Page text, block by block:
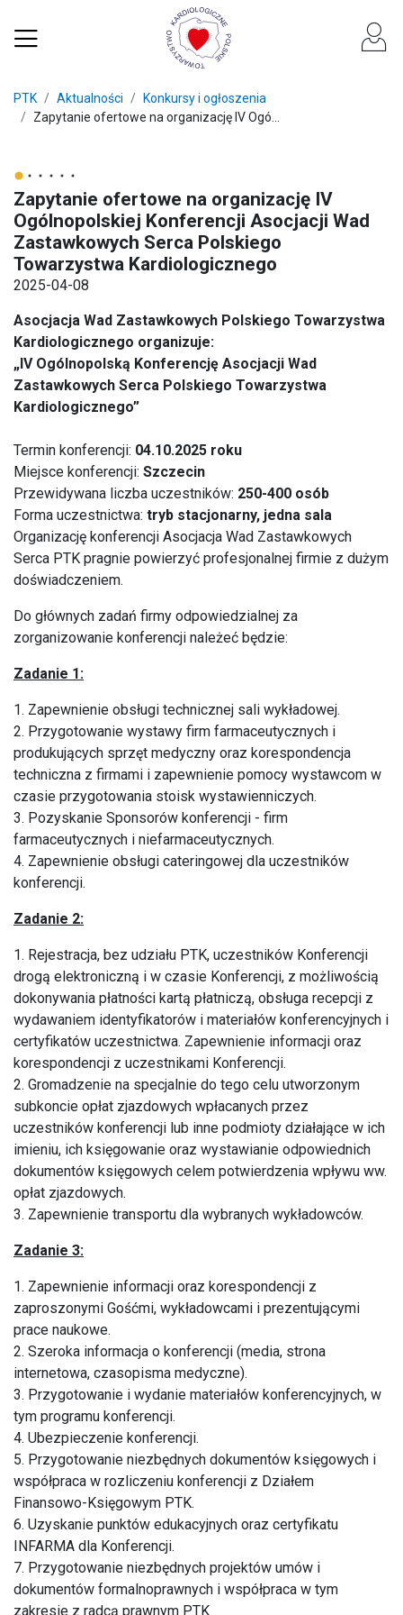
PTK Aktualności
Konkursy i ogłoszenia
Zapytanie ofertowe na organizację IV Ogó...
Zapytanie ofertowe na organizację IV
Ogólnopolskiej Konferencji Asocjacji Wad
Zastawkowych Serca Polskiego
Towarzystwa Kardiologicznego
2025-04-08
Asocjacja Wad Zastawkowych Polskiego Towarzystwa
Kardiologicznego organizuje:
„IV Ogólnopolską Konferencję Asocjacji Wad
Zastawkowych Serca Polskiego Towarzystwa
Kardiologicznego”
Termin konferencji: 04.10.2025 roku
Miejsce konferencji: Szczecin
Przewidywana liczba uczestników: 250-400 osób
Forma uczestnictwa: tryb stacjonarny, jedna sala
Organizację konferencji Asocjacja Wad Zastawkowych
Serca PTK pragnie powierzyć profesjonalnej firmie z dużym
doświadczeniem.
Do głównych zadań firmy odpowiedzialnej za
zorganizowanie konferencji należeć będzie:
Zadanie 1:
1. Zapewnienie obsługi technicznej sali wykładowej.
2. Przygotowanie wystawy firm farmaceutycznych i
produkujących sprzęt medyczny oraz korespondencja
techniczna z firmami i zapewnienie pomocy wystawcom w
czasie przygotowania stoisk wystawienniczych.
3. Pozyskanie Sponsorów konferencji - firm
farmaceutycznych i niefarmaceutycznych.
4. Zapewnienie obsługi cateringowej dla uczestników
konferencji.
Zadanie 2:
1. Rejestracja, bez udziału PTK, uczestników Konferencji
drogą elektroniczną i w czasie Konferencji, z możliwością
dokonywania płatności kartą płatniczą, obsługa recepcji z
wydawaniem identyfikatorów i materiałów konferencyjnych i
certyfikatów uczestnictwa. Zapewnienie informacji oraz
korespondencji z uczestnikami Konferencji.
2. Gromadzenie na specjalnie do tego celu utworzonym
subkoncie opłat zjazdowych wpłacanych przez
uczestników konferencji lub inne podmioty działające w ich
imieniu, ich księgowanie oraz wystawianie odpowiednich
dokumentów księgowych celem potwierdzenia wpływu ww.
opłat zjazdowych.
3. Zapewnienie transportu dla wybranych wykładowców.
Zadanie 3:
1. Zapewnienie informacji oraz korespondencji z
zaproszonymi Gośćmi, wykładowcami i prezentującymi
prace naukowe.
2. Szeroka informacja o konferencji (media, strona
internetowa, czasopisma medyczne).
3. Przygotowanie i wydanie materiałów konferencyjnych, w
tym programu konferencji.
4. Ubezpieczenie konferencji.
5. Przygotowanie niezbędnych dokumentów księgowych i
współpraca w rozliczeniu konferencji z Działem
Finansowo-Księgowym PTK.
6. Uzyskanie punktów edukacyjnych oraz certyfikatu
INFARMA dla Konferencji.
7. Przygotowanie niezbędnych projektów umów i
dokumentów formalnoprawnych i współpraca w tym
zakresie z radcą prawnym PTK